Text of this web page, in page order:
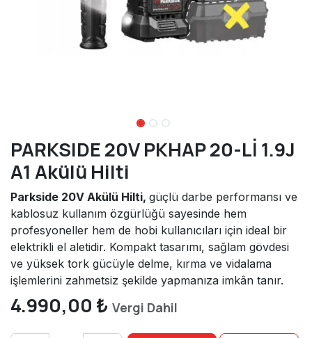
PARKSIDE 20V PKHAP 20-Lİ 1.9J
A1 Akülü Hilti
Parkside 20V Akülü Hilti, güçlü darbe performansı ve
kablosuz kullanım özgürlüğü sayesinde hem
profesyoneller hem de hobi kullanıcıları için ideal bir
elektrikli el aletidir. Kompakt tasarımı, sağlam gövdesi
ve yüksek tork gücüyle delme, kırma ve vidalama
işlemlerini zahmetsiz şekilde yapmanıza imkân tanır.
4.990,00 ₺ Vergi Dahil